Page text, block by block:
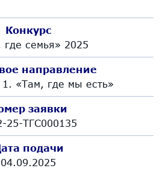
Конкурс
где семья» 2025
направление
«Там, где мы есть»
заявки
25-ТГС000135
подачи
04.09.2025